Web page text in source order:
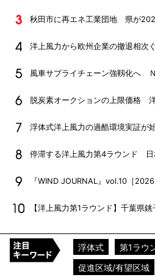
秋田市に再エネ工業団地 県が
洋上風力から欧州企業の撤退相
風車サプライチェーン強靱化へ
脱炭素オークションの上限価格
浮体式洋上風力の過酷環境実証が
停滞する洋上風力第4ラウンド 日
『WIND JOURNAL』vol.10［
【洋上風力第1ラウンド】千葉県
浮体式 第1ラウ
促進区域/有望区域